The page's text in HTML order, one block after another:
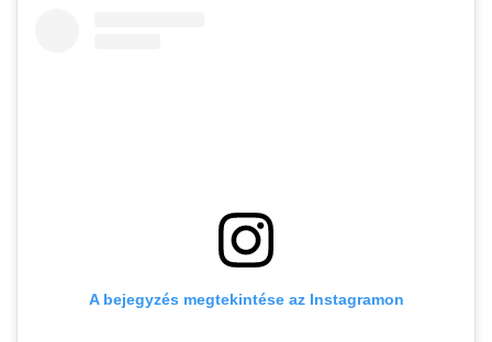
A bejegyzés megtekintése az Instagramon